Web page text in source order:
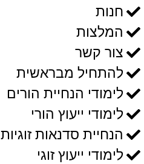
חנות
המלצות
צור קשר
להתחיל מבראשית
לימודי הנחיית הורים
לימודי ייעוץ הורי
הנחיית סדנאות זוגיות
לימודי ייעוץ זוגי